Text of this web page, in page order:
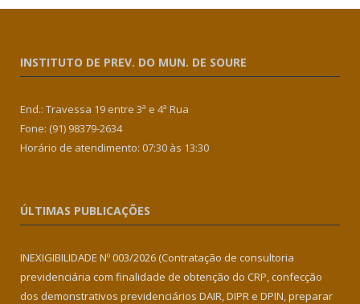
INSTITUTO DE PREV. DO MUN. DE SOURE
End.: Travessa 19 entre 3ª e 4ª Rua
Fone: (91) 98379-2634
Horário de atendimento: 07:30 às 13:30
ÚLTIMAS PUBLICAÇÕES
INEXIGIBILIDADE Nº 003/2026 (Contratação de consultoria
previdenciária com finalidade de obtenção do CRP, confecção
dos demonstrativos previdenciários DAIR, DIPR e DPIN, preparar